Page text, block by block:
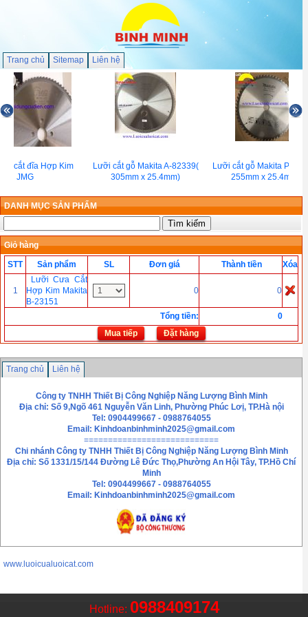
Trang chủ Sitemap Liên hệ
cắt đĩa Hợp Kim
JMG
Lưỡi cắt gỗ Makita A-82339(
305mm x 25.4mm)
Lưỡi cắt gỗ Makita P-
255mm x 25.4mm)
DANH MỤC SẢN PHẨM
Giỏ hàng
STT
Sản phẩm SL Đơn giá Thành tiền Xóa
1
Lưỡi Cưa Cắt
Hợp Kim Makita
B-23151
0 0
Tổng tiền:
0
Mua tiếp
Đặt hàng
0988409174
Trang chủ Liên hệ
Công ty TNHH Thiết Bị Công Nghiệp Năng Lượng Bình Minh
Địa chỉ: Số 9,Ngõ 461 Nguyễn Văn Linh, Phường Phúc Lơị, TP.Hà nội
Tel: 0904499667 - 0988764055
Email: Kinhdoanbinhminh2025@gmail.com
============================
Chi nhánh Công ty TNHH Thiết Bị Công Nghiệp Năng Lượng Bình Minh
Địa chỉ: Số 1331/15/144 Đường Lê Đức Thọ,Phường An Hội Tây, TP.Hồ Chí
Minh
Tel: 0904499667 - 0988764055
Email: Kinhdoanbinhminh2025@gmail.com
www.luoicualuoicat.com